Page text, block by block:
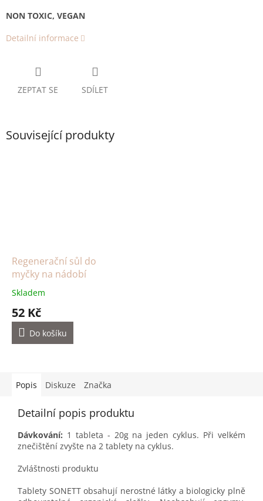
NON TOXIC, VEGAN
Detailní informace
ZEPTAT SE SDÍLET
Související produkty
Regenerační sůl do
myčky na nádobí
Skladem
52 Kč
Do košíku
Popis Diskuze Značka
Detailní popis produktu
Dávkování: 1 tableta - 20g na jeden cyklus. Při velkém
znečištění zvyšte na 2 tablety na cyklus.
Zvláštnosti produktu
Tablety SONETT obsahují nerostné látky a biologicky plně